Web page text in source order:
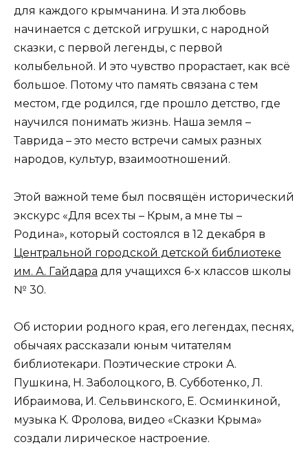
для каждого крымчанина. И эта любовь
начинается с детской игрушки, с народной
сказки, с первой легенды, с первой
колыбельной. И это чувство прорастает, как всё
большое. Потому что память связана с тем
местом, где родился, где прошло детство, где
научился понимать жизнь. Наша земля –
Таврида – это место встречи самых разных
народов, культур, взаимоотношений.
Этой важной теме был посвящён исторический
экскурс «Для всех ты – Крым, а мне ты –
Родина», который состоялся в 12 декабря в
Центральной городской детской библиотеке
им. А. Гайдара для учащихся 6-х классов школы
№ 30.
Об истории родного края, его легендах, песнях,
обычаях рассказали юным читателям
библиотекари. Поэтические строки А.
Пушкина, Н. Заболоцкого, В. Субботенко, Л.
Ибраимова, И. Сельвинского, Е. Осминкиной,
музыка К. Фролова, видео «Сказки Крыма»
создали лирическое настроение.